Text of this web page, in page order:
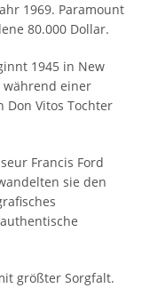
1969. Paramount
80.000 Dollar.
1945 in New
während einer
Don Vitos Tochter
Francis Ford
sie den
größter Sorgfalt.